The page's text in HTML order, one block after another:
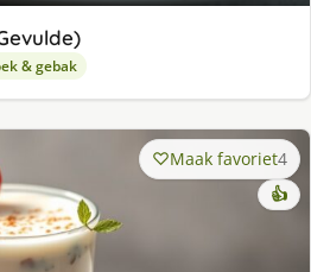
& gebak
Maak favoriet4
👍